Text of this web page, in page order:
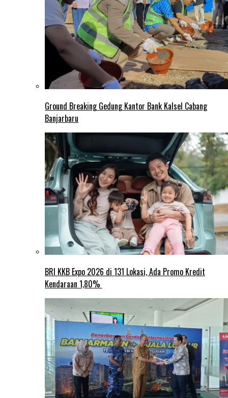
Ground Breaking Gedung Kantor Bank Kalsel Cabang
Banjarbaru
BRI KKB Expo 2026 di 131 Lokasi, Ada Promo Kredit
Kendaraan 1,80%